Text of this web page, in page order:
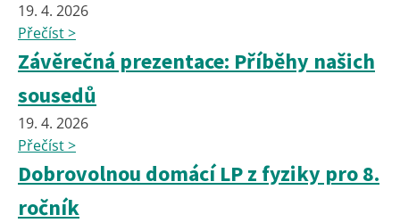
19. 4. 2026
Přečíst >
Závěrečná prezentace: Příběhy našich
sousedů
19. 4. 2026
Přečíst >
Dobrovolnou domácí LP z fyziky pro 8.
ročník